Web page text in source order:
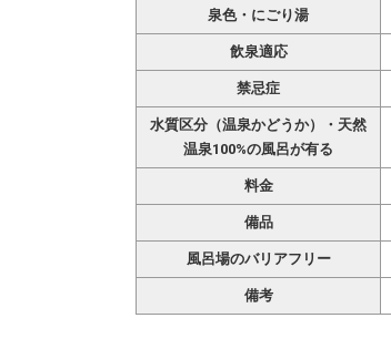
泉色・にごり湯
飲泉適応
禁忌症
水質区分（温泉かどうか）・天然
温泉100%の風呂が有る
料金
備品
風呂場のバリアフリー
備考